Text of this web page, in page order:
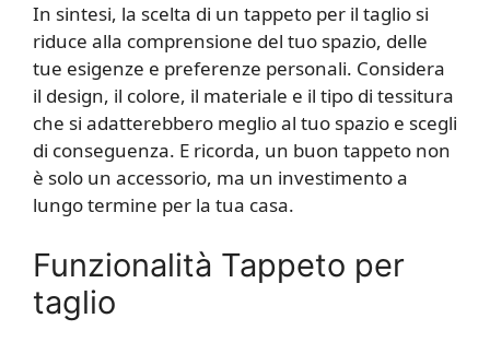
In sintesi, la scelta di un tappeto per il taglio si
riduce alla comprensione del tuo spazio, delle
tue esigenze e preferenze personali. Considera
il design, il colore, il materiale e il tipo di tessitura
che si adatterebbero meglio al tuo spazio e scegli
di conseguenza. E ricorda, un buon tappeto non
è solo un accessorio, ma un investimento a
lungo termine per la tua casa.
Funzionalità Tappeto per
taglio